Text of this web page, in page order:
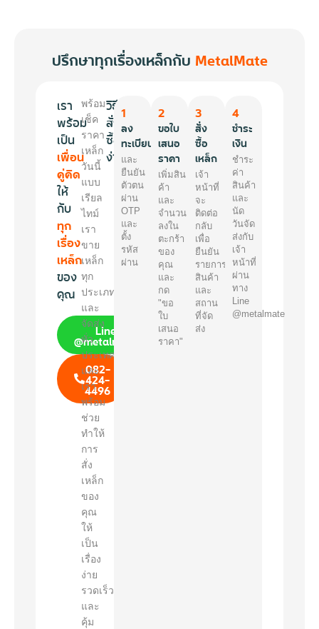
ปรึกษาทุกเรื่องเหล็กกับ MetalMate
เรา
พร้อม
เป็น
เพื่อน
คู่คิด
ให้
กับ
ทุก
เรื่อง
เหล็ก
ของ
คุณ
Line
@metalmate
082-
424-
4496
พร้อม
เช็ค
ราคา
เหล็ก
วันนี้
แบบ
เรียล
ไทม์
เรา
ขาย
เหล็ก
ทุก
ประเภท
และ
จัดส่ง
ทั่ว
ประเทศ
และ
เรา
พร้อม
ช่วย
ทำให้
การ
สั่ง
เหล็ก
ของ
คุณ
ให้
เป็น
เรื่อง
ง่าย
รวดเร็ว
และ
คุ้ม
วิธี
สั่ง
ซื้อ
ง่ายๆ
1
ลง
ทะเบียน
และ
ยืนยัน
ตัวตน
ผ่าน
OTP
และ
ตั้ง
รหัส
ผ่าน
2
ขอใบ
เสนอ
ราคา
เพิ่มสิน
ค้า
และ
จำนวน
ลงใน
ตะกร้า
ของ
คุณ
และ
กด
"ขอ
ใบ
เสนอ
ราคา"
3
สั่ง
ซื้อ
เหล็ก
เจ้า
หน้าที่
จะ
ติดต่อ
กลับ
เพื่อ
ยืนยัน
รายการ
สินค้า
และ
สถาน
ที่จัด
ส่ง
4
ชำระ
เงิน
ชำระ
ค่า
สินค้า
และ
นัด
วันจัด
ส่งกับ
เจ้า
หน้าที่
ผ่าน
ทาง
Line
@metalmate